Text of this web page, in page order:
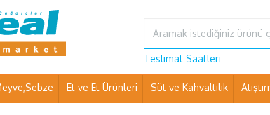
Teslimat Saatleri
Et ve Et Ürünleri Süt ve Kahvaltılık